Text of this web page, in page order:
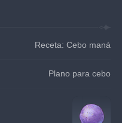
Receta: Cebo maná
Plano para cebo